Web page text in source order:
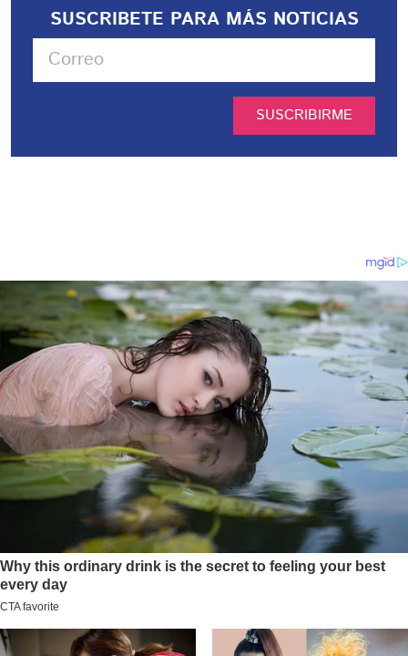
SUSCRIBETE PARA MÁS NOTICIAS
SUSCRIBIRME